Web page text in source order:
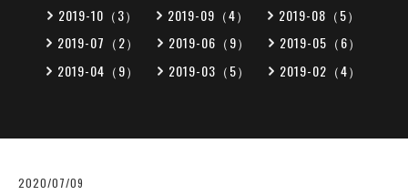
2019-10（3）
2019-09（4）
2019-08（5）
2019-07（2）
2019-06（9）
2019-05（6）
2019-04（9）
2019-03（5） 2019-02（4）
2020/07/09